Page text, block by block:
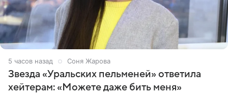
5 часов назад Соня Жарова
Звезда «Уральских пельменей» ответила
хейтерам: «Можете даже бить меня»